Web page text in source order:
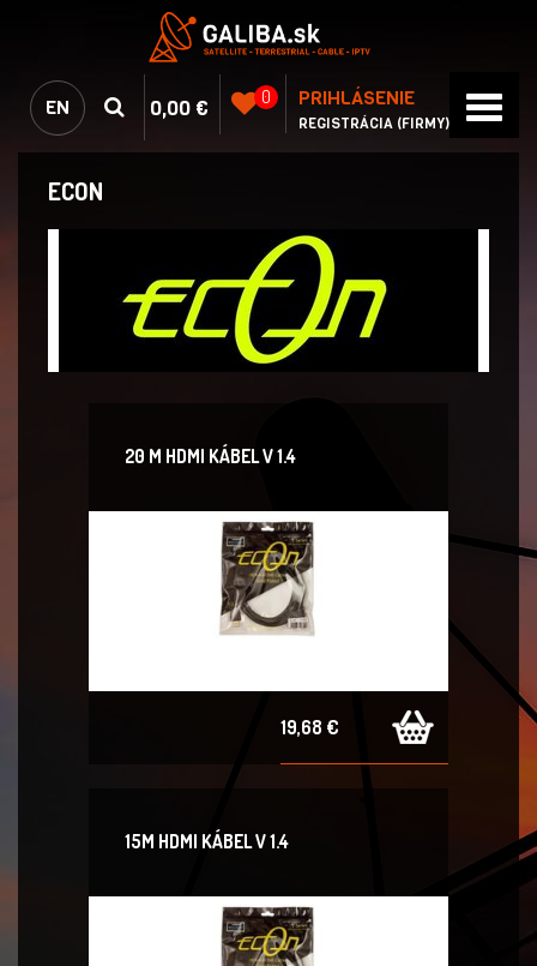
EN 0,00 € 0 PRIHLÁSENIE
REGISTRÁCIA (FIRMY)
ECON
20 M HDMI KÁBEL V 1.4
19,68 €
15M HDMI KÁBEL V 1.4